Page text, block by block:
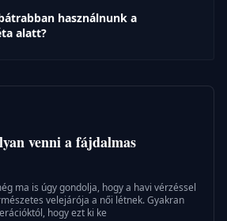
használnunk a
alatt?
venni a fájdalmas
ma is úgy gondolja, hogy a havi vérzéssel
velejárója a női létnek. Gyakran
hogy ezt ki ke